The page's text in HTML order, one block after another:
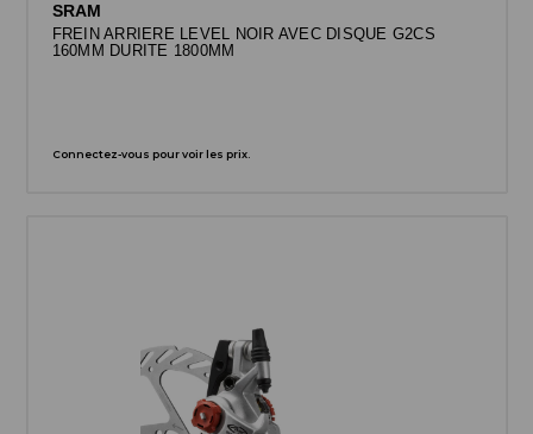
SRAM
FREIN ARRIERE LEVEL NOIR AVEC DISQUE G2CS
160MM DURITE 1800MM
Connectez-vous pour voir les prix.